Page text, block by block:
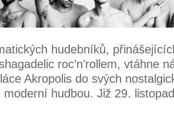
hudebníků,
roc’n’rollem, vtáhne
Akropolis do svých
moderní hudbou. Již 29.